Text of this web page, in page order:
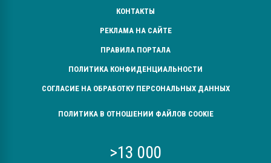
КОНТАКТЫ
РЕКЛАМА НА САЙТЕ
ПРАВИЛА ПОРТАЛА
ПОЛИТИКА КОНФИДЕНЦИАЛЬНОСТИ
СОГЛАСИЕ НА ОБРАБОТКУ ПЕРСОНАЛЬНЫХ ДАННЫХ
ПОЛИТИКА В ОТНОШЕНИИ ФАЙЛОВ COOKIE
>13 000